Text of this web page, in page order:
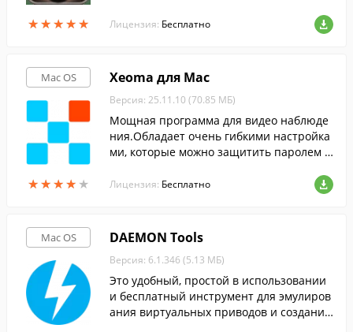
★★★★★
★★★★★ Лицензия: Бесплатно
Mac OS
★★★★ ★
★★★★ ★
Xeoma для Mac
Версия: 25.11.10 (70.85 МБ)
Мощная программа для видео наблюде
ния.Обладает очень гибкими настройка
ми, которые можно защитить паролем о
Лицензия: Бесплатно
Mac OS DAEMON Tools
Версия: 6.1.346 (5.13 МБ)
Это удобный, простой в использовании
и бесплатный инструмент для эмулиров
ания виртуальных приводов и создания